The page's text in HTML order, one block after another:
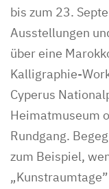
bis zum 23.
Ausstellungen
über eine
Kalligraphie-
Cyperus
Heimatmuseum
Rundgang.
zum Beispiel,